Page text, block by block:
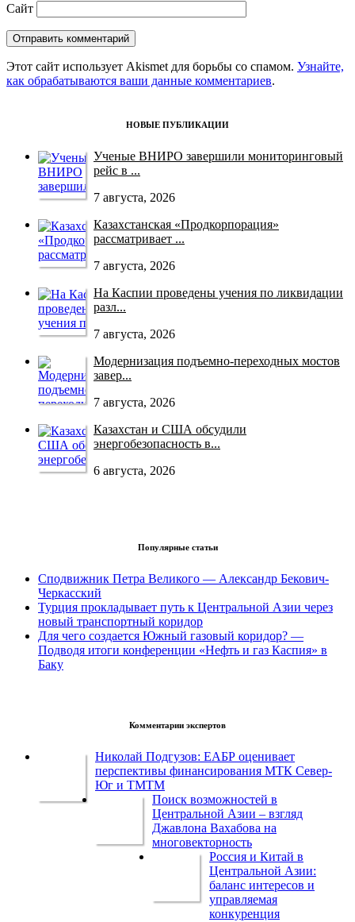
Сайт
Этот сайт использует Akismet для борьбы со спамом. Узнайте,
как обрабатываются ваши данные комментариев.
НОВЫЕ ПУБЛИКАЦИИ
Ученые ВНИРО завершили мониторинговый
рейс в ...
7 августа, 2026
Казахстанская «Продкорпорация»
рассматривает ...
7 августа, 2026
На Каспии проведены учения по ликвидации
разл...
7 августа, 2026
Модернизация подъемно-переходных мостов
завер...
7 августа, 2026
Казахстан и США обсудили
энергобезопасность в...
6 августа, 2026
Популярные статьи
Сподвижник Петра Великого — Александр Бекович-
Черкасский
Турция прокладывает путь к Центральной Азии через
новый транспортный коридор
Для чего создается Южный газовый коридор? —
Подводя итоги конференции «Нефть и газ Каспия» в
Баку
Комментарии экспертов
Николай Подгузов: ЕАБР оценивает
перспективы финансирования МТК Север-
Юг и ТМТМ
Поиск возможностей в
Центральной Азии – взгляд
Джавлона Вахабова на
многовекторность
Россия и Китай в
Центральной Азии:
баланс интересов и
управляемая
конкуренция